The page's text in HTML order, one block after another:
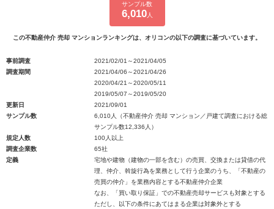
サンプル数
6,010人
この不動産仲介 売却 マンションランキングは、オリコンの以下の調査に基づいています。
事前調査
2021/02/01～2021/04/05
調査期間
2021/04/06～2021/04/26
2020/04/21～2020/05/11
2019/05/07～2019/05/20
更新日
2021/09/01
サンプル数
6,010人（不動産仲介 売却 マンション／戸建て調査における総
サンプル数12,336人）
規定人数
100人以上
調査企業数
65社
定義
宅地や建物（建物の一部を含む）の売買、交換または貸借の代
理、仲介、斡旋行為を業務として行う企業のうち、「不動産の
売買の仲介」を業務内容とする不動産仲介企業
なお、「買い取り保証」での不動産売却サービスも対象とする
ただし、以下の条件にあてはまる企業は対象外とする